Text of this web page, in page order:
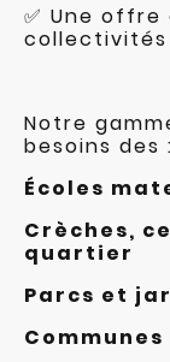
✅ Une
collectivités
Notre
besoins des :
Écoles
Crèches,
quartier
Parcs et